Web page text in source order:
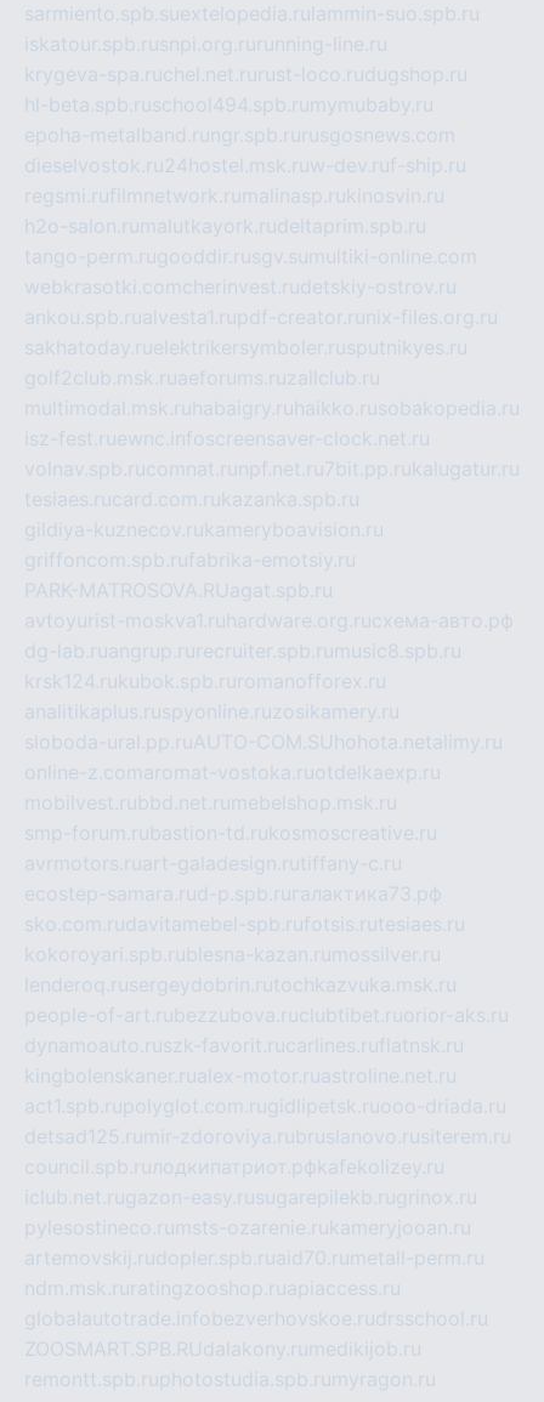
sarmiento.spb.suextelopedia.ru lammin-suo.spb.ru
iskatour.spb.rusnpi.org.ru running-line.ru
krygeva-spa.ruchel.net.ru rust-loco.rudugshop.ru
hl-beta.spb.ruschool494.spb.ru mymubaby.ru
epoha-metalband.ru ngr.spb.ru rusgosnews.com
dieselvostok.ru24hostel.msk.ruw-dev.ruf-ship.ru
regsmi.rufilmnetwork.ru malinasp.rukinosvin.ru
h2o-salon.ru malutkayork.rudeltaprim.spb.ru
tango-perm.rugooddir.rusgv.su multiki-online.com
webkrasotki.comcherinvest.rudetskiy-ostrov.ru
ankou.spb.rualvesta1.rupdf-creator.ru nix-files.org.ru
sakhatoday.ruelektrikersymboler.rusputnikyes.ru
golf2club.msk.ruaeforums.ruzallclub.ru
multimodal.msk.ru habaigry.ru haikko.rusobakopedia.ru
isz-fest.ruewnc.infoscreensaver-clock.net.ru
volnav.spb.rucomnat.ru npf.net.ru7bit.pp.rukalugatur.ru
tesiaes.rucard.com.rukazanka.spb.ru
gildiya-kuznecov.rukameryboavision.ru
griffoncom.spb.rufabrika-emotsiy.ru
PARK-MATROSOVA.RUagat.spb.ru
avtoyurist-moskva1.ru hardware.org.ruсхема-авто.рф
dg-lab.ruangrup.ru recruiter.spb.ru music8.spb.ru
krsk124.rukubok.spb.ru romanofforex.ru
analitikaplus.ruspyonline.ruzosikamery.ru
sloboda-ural.pp.ruAUTO-COM.SU hohota.netalimy.ru
online-z.comaromat-vostoka.ruotdelkaexp.ru
mobilvest.rubbd.net.ru mebelshop.msk.ru
smp-forum.rubastion-td.rukosmoscreative.ru
avrmotors.ruart-galadesign.rutiffany-c.ru
ecostep-samara.rud-p.spb.ru галактика73.рф
sko.com.rudavitamebel-spb.rufotsis.rutesiaes.ru
kokoroyari.spb.rublesna-kazan.ru mossilver.ru
lenderoq.rusergeydobrin.rutochkazvuka.msk.ru
people-of-art.rubezzubova.ruclubtibet.ruorior-aks.ru
dynamoauto.ruszk-favorit.rucarlines.ruflatnsk.ru
kingbolenskaner.rualex-motor.ruastroline.net.ru
act1.spb.rupolyglot.com.rugidlipetsk.ruooo-driada.ru
detsad125.ru mir-zdoroviya.rubruslanovo.rusiterem.ru
council.spb.ruлодкипатриот.рфkafekolizey.ru
iclub.net.rugazon-easy.rusugarepilekb.rugrinox.ru
pylesostineco.ru msts-ozarenie.rukameryjooan.ru
artemovskij.rudopler.spb.ruaid70.ru metall-perm.ru
ndm.msk.ru ratingzooshop.ruapiaccess.ru
globalautotrade.info bezverhovskoe.rudrsschool.ru
ZOOSMART.SPB.RUdalakony.ru medikijob.ru
remontt.spb.ruphotostudia.spb.ru myragon.ru